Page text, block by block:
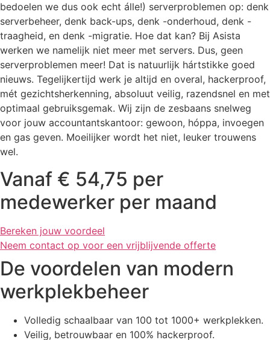
bedoelen we dus ook echt álle!) serverproblemen op: denk
serverbeheer, denk back-ups, denk -onderhoud, denk -
traagheid, en denk -migratie. Hoe dat kan? Bij Asista
werken we namelijk niet meer met servers. Dus, geen
serverproblemen meer! Dat is natuurlijk hártstikke goed
nieuws. Tegelijkertijd werk je altijd en overal, hackerproof,
mét gezichtsherkenning, absoluut veilig, razendsnel en met
optimaal gebruiksgemak. Wij zijn de zesbaans snelweg
voor jouw accountantskantoor: gewoon, hóppa, invoegen
en gas geven. Moeilijker wordt het niet, leuker trouwens
wel.
Vanaf € 54,75 per
medewerker per maand
Bereken jouw voordeel
Neem contact op voor een vrijblijvende offerte
De voordelen van modern
werkplekbeheer
Volledig schaalbaar van 100 tot 1000+ werkplekken.
Veilig, betrouwbaar en 100% hackerproof.